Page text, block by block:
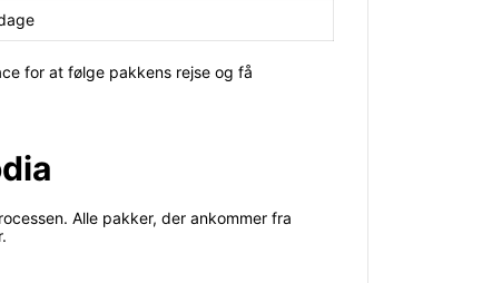
for at følge pakkens rejse og få
Alle pakker, der ankommer fra